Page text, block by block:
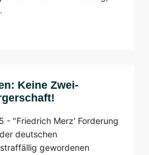
Keine Zwei-
- "Friedrich Merz' Forderung
deutschen
gewordenen